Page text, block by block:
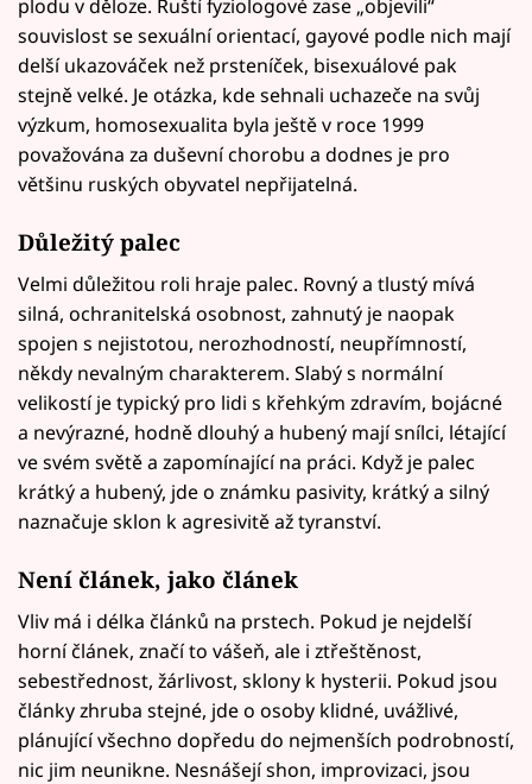
plodu v děloze. Ruští fyziologové zase „objevili“
souvislost se sexuální orientací, gayové podle nich mají
delší ukazováček než prsteníček, bisexuálové pak
stejně velké. Je otázka, kde sehnali uchazeče na svůj
výzkum, homosexualita byla ještě v roce 1999
považována za duševní chorobu a dodnes je pro
většinu ruských obyvatel nepřijatelná.
Důležitý palec
Velmi důležitou roli hraje palec. Rovný a tlustý mívá
silná, ochranitelská osobnost, zahnutý je naopak
spojen s nejistotou, nerozhodností, neupřímností,
někdy nevalným charakterem. Slabý s normální
velikostí je typický pro lidi s křehkým zdravím, bojácné
a nevýrazné, hodně dlouhý a hubený mají snílci, létající
ve svém světě a zapomínající na práci. Když je palec
krátký a hubený, jde o známku pasivity, krátký a silný
naznačuje sklon k agresivitě až tyranství.
Není článek, jako článek
Vliv má i délka článků na prstech. Pokud je nejdelší
horní článek, značí to vášeň, ale i ztřeštěnost,
sebestřednost, žárlivost, sklony k hysterii. Pokud jsou
články zhruba stejné, jde o osoby klidné, uvážlivé,
plánující všechno dopředu do nejmenších podrobností,
nic jim neunikne. Nesnášejí shon, improvizaci, jsou